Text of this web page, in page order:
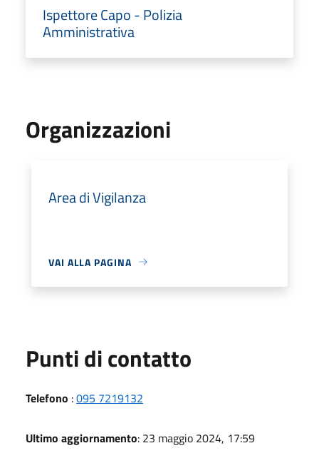
Ispettore Capo - Polizia
Amministrativa
Organizzazioni
Area di Vigilanza
VAI ALLA PAGINA
Punti di contatto
Telefono :095 7219132
Ultimo aggiornamento: 23 maggio 2024, 17:59